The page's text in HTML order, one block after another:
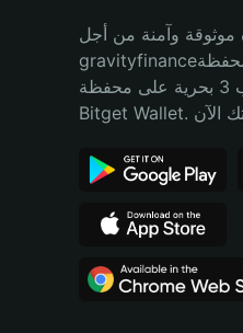
Português (Brasil)
Español (Argentina)
وآمنة من أجل
gravityfinance؟ إنّ محفظة Bitget خيارك الأفضل. حيث يثق بها 40
مليون مستخدم، كما يمكنك استكشاف عالم الويب 3 بحرية على محفظة